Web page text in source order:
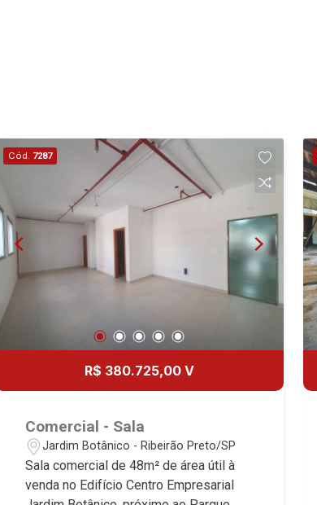
Cód. 7287
R$ 380.725,00 V
Comercial - Sala
Jardim Botânico - Ribeirão Preto/SP
Sala comercial de 48m² de área útil à
venda no Edifício Centro Empresarial